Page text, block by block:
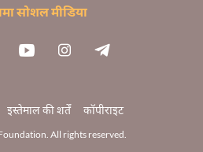
सोशल मीडिया
इस्तेमाल की शर्तें कॉपीराइट
All rights reserved.